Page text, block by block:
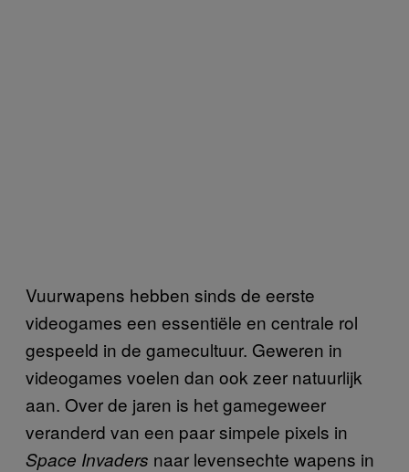
Vuurwapens hebben sinds de eerste
videogames een essentiële en centrale rol
gespeeld in de gamecultuur. Geweren in
videogames voelen dan ook zeer natuurlijk
aan. Over de jaren is het gamegeweer
veranderd van een paar simpele pixels in
Space Invaders naar levensechte wapens in